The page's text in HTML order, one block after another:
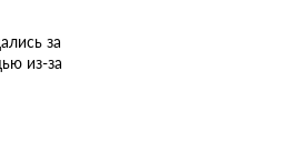
за
из-за